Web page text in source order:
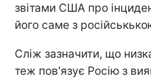
звітами США про
його саме з
Сліж зазначити, що
теж пов'язує Росію з